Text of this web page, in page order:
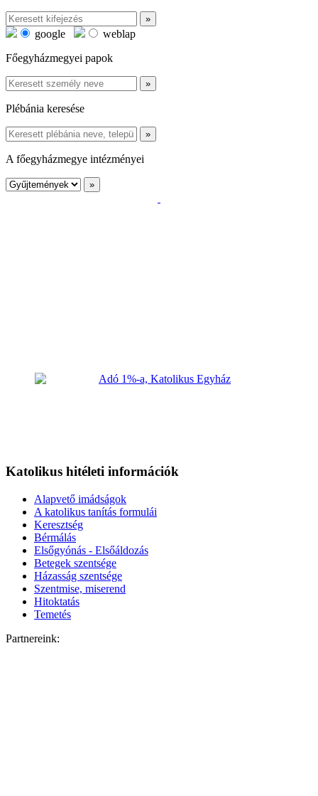
google
weblap
Főegyházmegyei papok
Plébánia keresése
A főegyházmegye intézményei
Katolikus hitéleti információk
Alapvető imádságok
A katolikus tanítás formulái
Keresztség
Bérmálás
Elsőgyónás - Elsőáldozás
Betegek szentsége
Házasság szentsége
Szentmise, miserend
Hitoktatás
Temetés
Partnereink: